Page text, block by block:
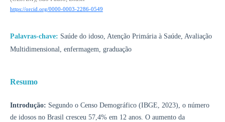
https://orcid.org/0000-0003-2286-0549
Palavras-chave: Saúde do idoso, Atenção Primária à Saúde, Avaliação
Multidimensional, enfermagem, graduação
Resumo
Introdução: Segundo o Censo Demográfico (IBGE, 2023), o número
de idosos no Brasil cresceu 57,4% em 12 anos. O aumento da